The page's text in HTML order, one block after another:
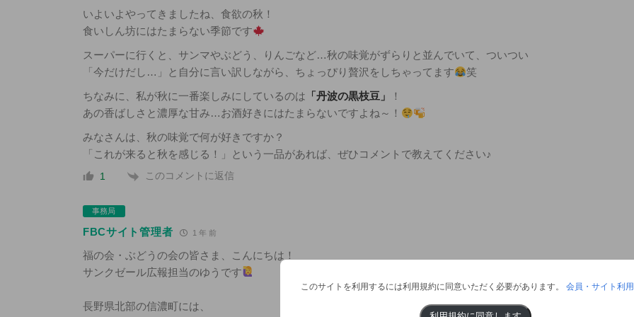
いよいよやってきましたね、食欲の秋！
食いしん坊にはたまらない季節です
スーパーに行くと、サンマやぶどう、りんごなど…秋の味覚がずらりと並んでいて、ついつい
「今だけだし…」と自分に言い訳しながら、ちょっぴり贅沢をしちゃってます
笑
ちなみに、私が秋に一番楽しみにしているのは 「丹波の黒枝豆」
！
あの香ばしさと濃厚な甘み…お酒好きにはたまらないですよね～！
みなさんは、秋の味覚で何が好きですか？
「これが来ると秋を感じる！」という一品があれば、ぜひコメントで教えてください♪
1 このコメントに返信
事務局
FBCサイト管理者 1 年 前
福の会・ぶどうの会の皆さま、こんにちは！
サンクゼール広報担当のゆうです
長野県北部の信濃町には、
このサイトを利用するには利用規約に同意いただく必要があります。 会員・サイト利